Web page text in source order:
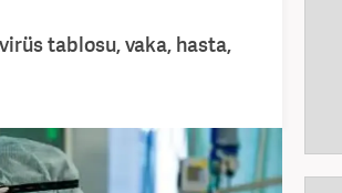
tablosu, vaka, hasta,